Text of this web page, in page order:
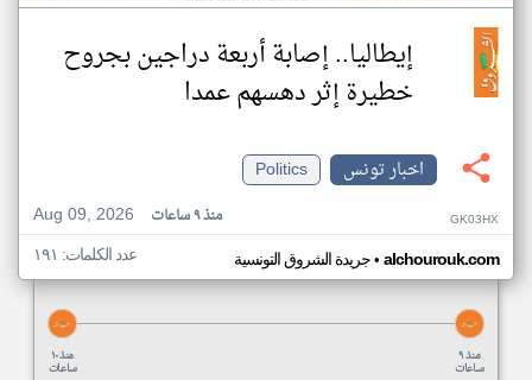
إيطاليا.. إصابة أربعة دراجين بجروح
خطيرة إثر دهسهم عمدا
اخبار تونس
Politics
Aug 09, 2026
منذ ٩ ساعات GK03HX
جريدة الشروق التونسية• alchourouk.com عدد الكلمات: ١٩١
منذ ١٠
ساعات
منذ ٩
ساعات